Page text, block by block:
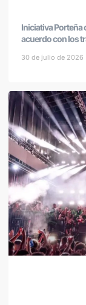
Iniciativa Porteña
acuerdo con los
30 de julio de 2026